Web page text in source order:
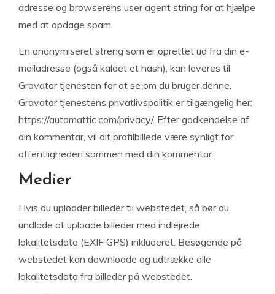
adresse og browserens user agent string for at hjælpe
med at opdage spam.
En anonymiseret streng som er oprettet ud fra din e-
mailadresse (også kaldet et hash), kan leveres til
Gravatar tjenesten for at se om du bruger denne.
Gravatar tjenestens privatlivspolitik er tilgængelig her:
https://automattic.com/privacy/. Efter godkendelse af
din kommentar, vil dit profilbillede være synligt for
offentligheden sammen med din kommentar.
Medier
Hvis du uploader billeder til webstedet, så bør du
undlade at uploade billeder med indlejrede
lokalitetsdata (EXIF GPS) inkluderet. Besøgende på
webstedet kan downloade og udtrække alle
lokalitetsdata fra billeder på webstedet.